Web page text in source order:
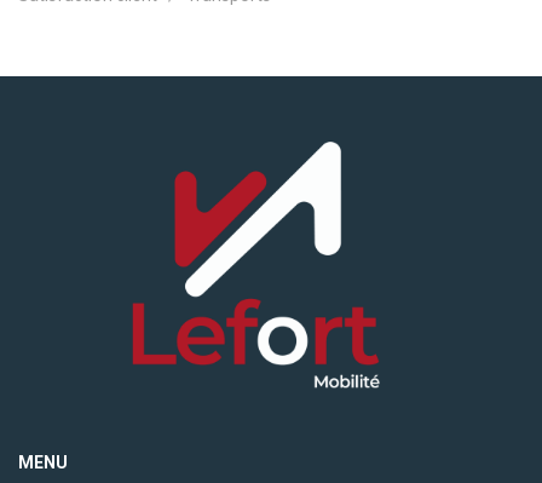
MENU